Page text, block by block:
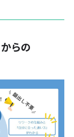
からの